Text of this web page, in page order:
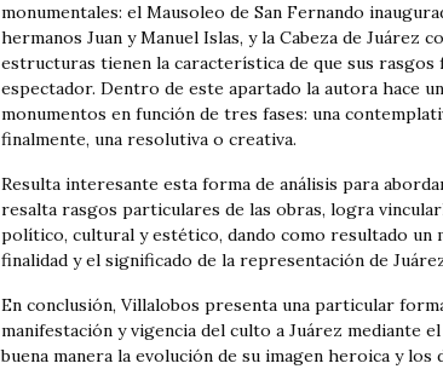
monumentales: el Mausoleo de San Fernando
hermanos Juan y Manuel Islas, y la Cabeza de Juárez
estructuras tienen la característica de que sus
espectador. Dentro de este apartado la autora hace
monumentos en función de tres fases: una
finalmente, una resolutiva o creativa.
Resulta interesante esta forma de análisis para
resalta rasgos particulares de las obras, logra
político, cultural y estético, dando como resultado un
finalidad y el significado de la representación de
En conclusión, Villalobos presenta una particular
manifestación y vigencia del culto a Juárez mediante
buena manera la evolución de su imagen heroica y